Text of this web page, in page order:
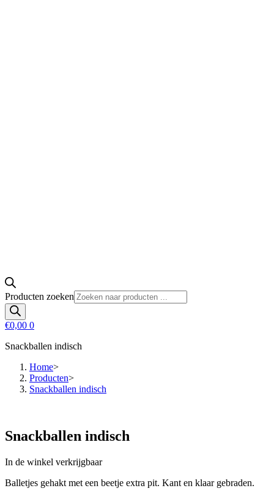
Producten zoeken
€0,00 0
Snackballen indisch
Home>
Producten>
Snackballen indisch
Snackballen indisch
In de winkel verkrijgbaar
Balletjes gehakt met een beetje extra pit. Kant en klaar gebraden.